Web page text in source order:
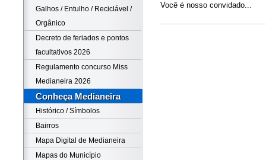
Galhos / Entulho / Reciclável /
Orgânico
Decreto de feriados e pontos
facultativos 2026
Regulamento concurso Miss
Medianeira 2026
Conheça Medianeira
Histórico / Símbolos
Bairros
Mapa Digital de Medianeira
Mapas do Município
Você é nosso convidado...